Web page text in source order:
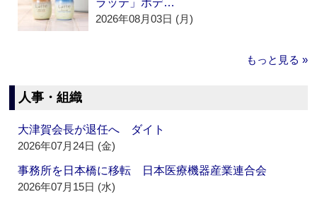
ラッテ」ボデ…
2026年08月03日 (月)
もっと見る »
人事・組織
大津賀会長が退任へ ダイト
2026年07月24日 (金)
事務所を日本橋に移転 日本医療機器産業連合会
2026年07月15日 (水)